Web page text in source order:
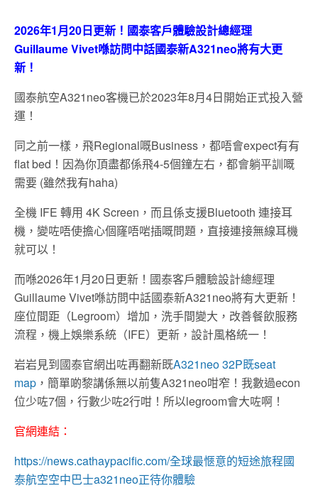
2026年1月20日更新！國泰客戶體驗設計總經理
Guillaume Vivet喺訪問中話國泰新A321neo將有大更
新！
國泰航空A321neo客機已於2023年8月4日開始正式投入營
運！
同之前一樣，飛Regional嘅Business，都唔會expect有有
flat bed！因為你頂盡都係飛4-5個鐘左右，都會躺平訓嘅
需要 (雖然我有haha)
全機 IFE 轉用 4K Screen，而且係支援Bluetooth 連接耳
機，變咗唔使擔心個窿唔啱插嘅問題，直接連接無線耳機
就可以！
而喺2026年1月20日更新！國泰客戶體驗設計總經理
Guillaume Vivet喺訪問中話國泰新A321neo將有大更新！
座位間距（Legroom）增加，洗手間變大，改善餐飲服務
流程，機上娛樂系統（IFE）更新，設計風格統一！
岩岩見到國泰官網出咗再翻新既A321neo 32P既seat
map ，簡單啲黎講係無以前隻A321neo咁窄！我數過econ
位少咗7個，行數少咗2行咁！所以legroom會大咗啊！
官網連結：
https://news.cathaypacific.com/全球最愜意的短途旅程國
泰航空空中巴士a321neo正待你體驗